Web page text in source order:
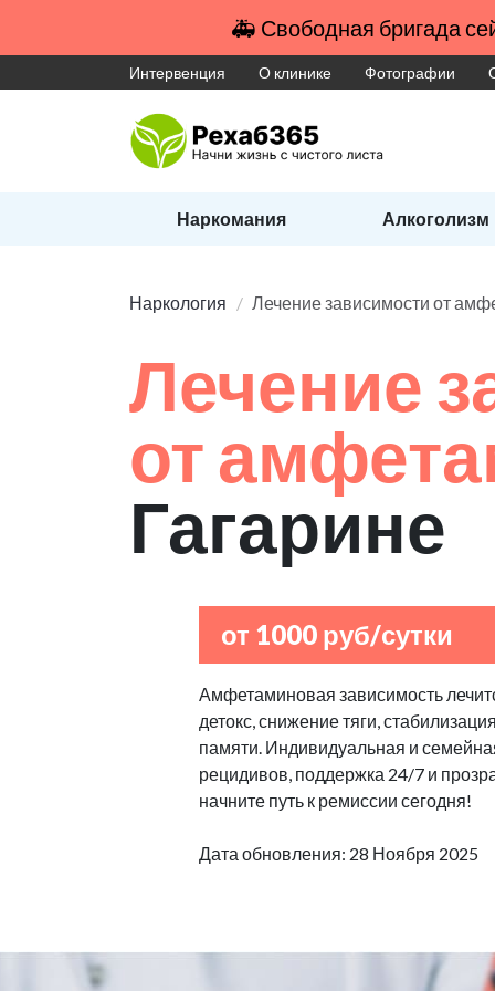
🚑 Свободная бригада
Интервенция О клинике Фотографии
Наркомания Алкоголизм
Наркология Лечение зависимости от
Лечение
от
Гагарине
от 1000 руб/сутки
Амфетаминовая зависимость
детокс, снижение тяги,
памяти. Индивидуальная и
рецидивов, поддержка 24/7 и
начните путь к ремиссии сегодня!
Дата обновления: 28 Ноября 2025